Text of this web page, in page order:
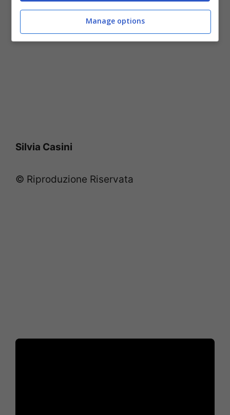
Silvia Casini
© Riproduzione Riservata
Manage options